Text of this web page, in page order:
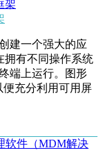
建一个强大的应
拥有不同操作系统
运行。图形
便充分利用可用屏